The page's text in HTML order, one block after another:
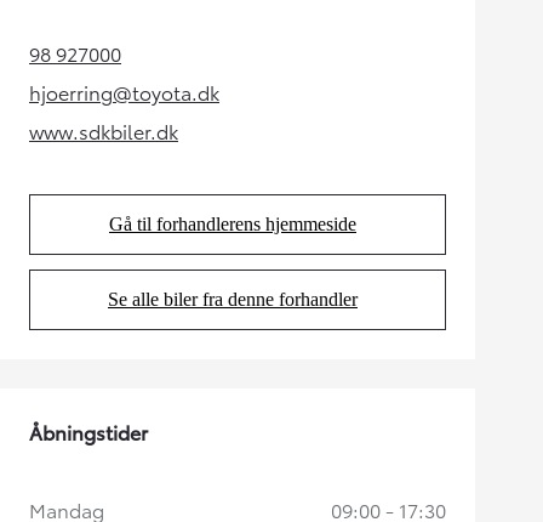
98 927000(Opens in new tab)
hjoerring@toyota.dk
(Opens in new tab)
www.sdkbiler.dk(Opens in new tab)
Gå til forhandlerens hjemmeside
(Opens in new tab)
Se alle biler fra denne forhandler
(Opens in new tab)
Åbningstider
Mandag 09:00 - 17:30